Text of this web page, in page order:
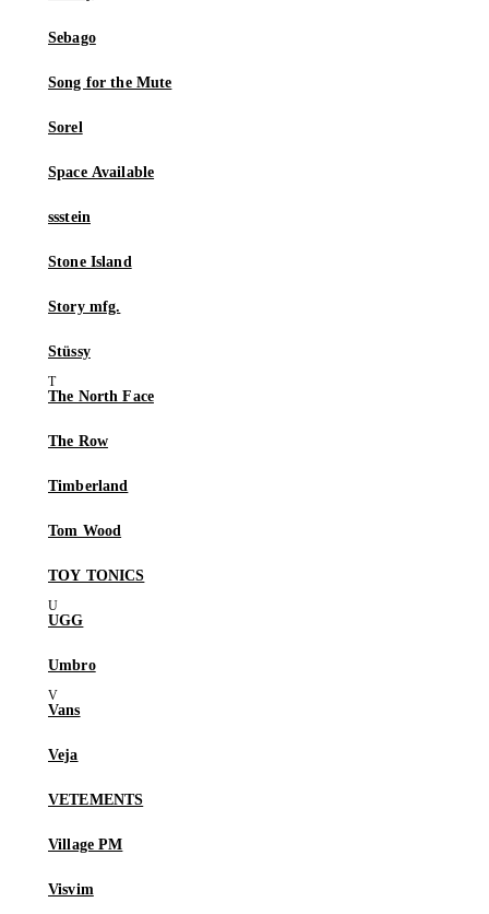
Sebago
Song for the Mute
Sorel
Space Available
ssstein
Stone Island
Story mfg.
Stüssy
The North Face
The Row
Timberland
Tom Wood
TOY TONICS
UGG
Umbro
Vans
Veja
VETEMENTS
Village PM
Visvim